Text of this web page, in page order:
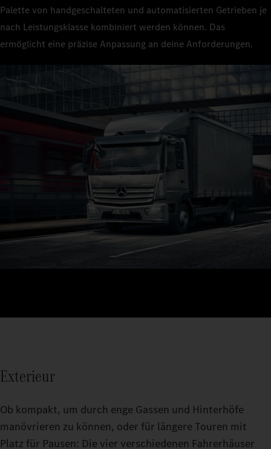
Palette von handgeschalteten und automatisierten Getrieben je
nach Leistungsklasse kombiniert werden können. Das
ermöglicht eine präzise Anpassung an deine Anforderungen.
Exterieur
Ob kompakt, um durch enge Gassen und Hinterhöfe
manövrieren zu können, oder für längere Touren mit
Platz für Pausen: Die vier verschiedenen Fahrerhäuser